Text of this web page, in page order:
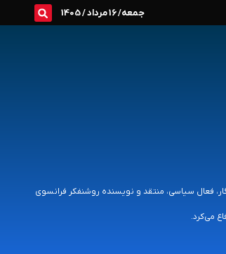
جمعه/ 16 مرداد / 1405
‌نگار، فعال سیاسی، منتقد و نویسنده روشنفکر فرانسوی
می‌کرد.